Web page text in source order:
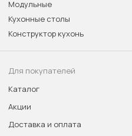
Модульные
Кухонные столы
Конструктор кухонь
Для покупателей
Каталог
Акции
Доставка и оплата